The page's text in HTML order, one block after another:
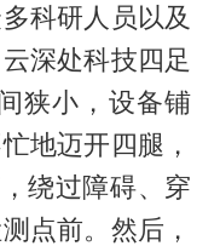
科研人员以及
深处科技四足
狭小，设备铺
地迈开四腿，
绕过障碍、穿
点前。然后，